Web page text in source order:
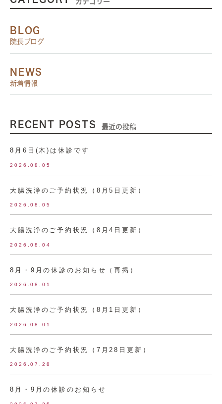
カテゴリー
BLOG
院長ブログ
NEWS
新着情報
RECENT POSTS 最近の投稿
8月6日(木)は休診です
2026.08.05
大腸洗浄のご予約状況（8月5日更新）
2026.08.05
大腸洗浄のご予約状況（8月4日更新）
2026.08.04
8月・9月の休診のお知らせ（再掲）
2026.08.01
大腸洗浄のご予約状況（8月1日更新）
2026.08.01
大腸洗浄のご予約状況（7月28日更新）
2026.07.28
8月・9月の休診のお知らせ